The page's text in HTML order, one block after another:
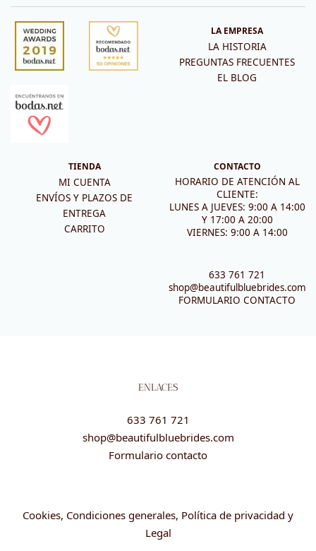
LA EMPRESA
LA HISTORIA
PREGUNTAS FRECUENTES
EL BLOG
TIENDA
MI CUENTA
ENVÍOS Y PLAZOS DE
ENTREGA
CARRITO
CONTACTO
HORARIO DE ATENCIÓN AL
CLIENTE:
LUNES A JUEVES: 9:00 A 14:00
Y 17:00 A 20:00
VIERNES: 9:00 A 14:00
633 761 721
shop@beautifulbluebrides.com
FORMULARIO CONTACTO
ENLACES
633 761 721
shop@beautifulbluebrides.com
Formulario contacto
Cookies, Condiciones generales, Política de privacidad y
Legal